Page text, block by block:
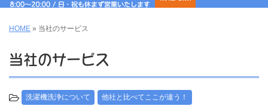
HOME » 当社のサービス
当社のサービス
洗濯機洗浄について 他社と比べてここが違う！